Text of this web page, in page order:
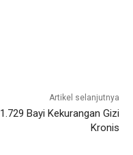
Artikel selanjutnya
1.729 Bayi Kekurangan Gizi
Kronis